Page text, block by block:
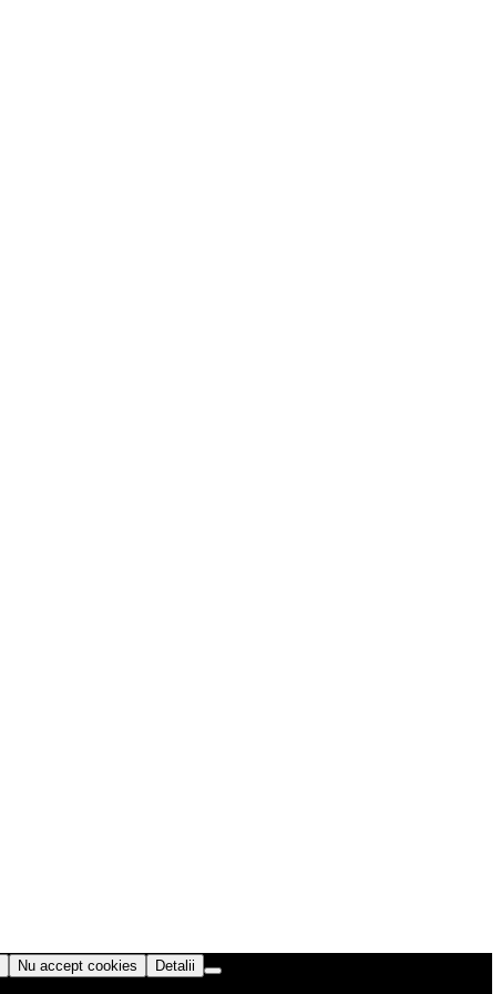
Nu accept cookies
Detalii